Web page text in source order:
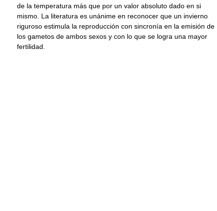
de la temperatura más que por un valor absoluto dado en si
mismo. La literatura es unánime en reconocer que un invierno
riguroso estimula la reproducción con sincronía en la emisión de
los gametos de ambos sexos y con lo que se logra una mayor
fertilidad.